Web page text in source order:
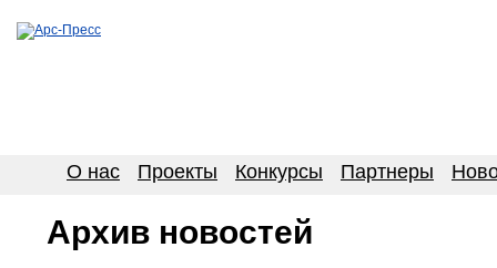
О нас Проекты Конкурсы Партнеры
Архив новостей